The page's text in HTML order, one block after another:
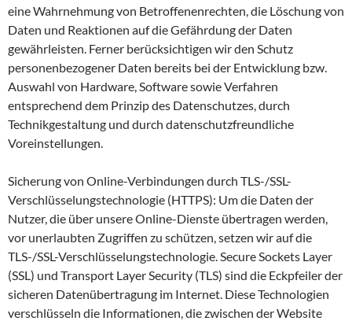
eine Wahrnehmung von Betroffenenrechten, die Löschung von
Daten und Reaktionen auf die Gefährdung der Daten
gewährleisten. Ferner berücksichtigen wir den Schutz
personenbezogener Daten bereits bei der Entwicklung bzw.
Auswahl von Hardware, Software sowie Verfahren
entsprechend dem Prinzip des Datenschutzes, durch
Technikgestaltung und durch datenschutzfreundliche
Voreinstellungen.
Sicherung von Online-Verbindungen durch TLS-/SSL-
Verschlüsselungstechnologie (HTTPS): Um die Daten der
Nutzer, die über unsere Online-Dienste übertragen werden,
vor unerlaubten Zugriffen zu schützen, setzen wir auf die
TLS-/SSL-Verschlüsselungstechnologie. Secure Sockets Layer
(SSL) und Transport Layer Security (TLS) sind die Eckpfeiler der
sicheren Datenübertragung im Internet. Diese Technologien
verschlüsseln die Informationen, die zwischen der Website